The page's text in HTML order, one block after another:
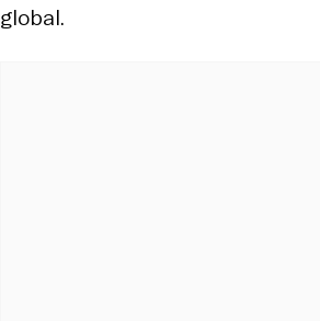
global.​